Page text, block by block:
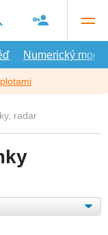
Numerický model
radar